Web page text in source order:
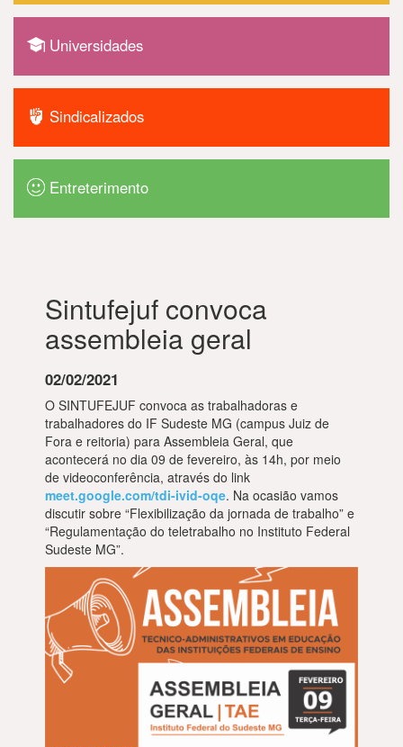
Universidades
Sindicalizados
Entreterimento
Sintufejuf convoca
assembleia geral
02/02/2021
O SINTUFEJUF convoca as trabalhadoras e
trabalhadores do IF Sudeste MG (campus Juiz de
Fora e reitoria) para Assembleia Geral, que
acontecerá no dia 09 de fevereiro, às 14h, por meio
de videoconferência, através do link
meet.google.com/tdi-ivid-oqe. Na ocasião vamos
discutir sobre “Flexibilização da jornada de trabalho” e
“Regulamentação do teletrabalho no Instituto Federal
Sudeste MG”.